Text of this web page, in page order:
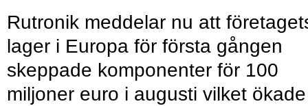
Rutronik meddelar nu att
lager i Europa för första gången
skeppade komponenter för 100
miljoner euro i augusti vilket ökade